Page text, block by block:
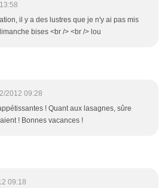
il y a des lustres que je n'y ai pas mis
bises <br /> <br /> lou
2012 09:28
! Quant aux lasagnes, sûre
! Bonnes vacances !
09:18